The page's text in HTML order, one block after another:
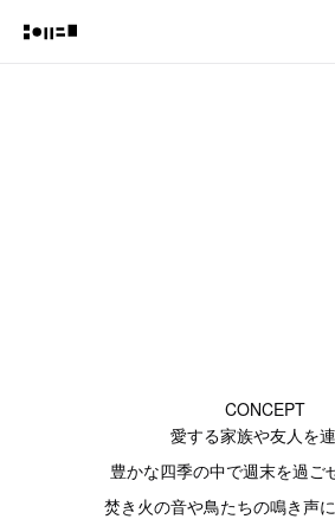
CONCEPT
愛する家族や友人を連
豊かな四季の中で週末を過ご
焚き火の音や鳥たちの鳴き声に